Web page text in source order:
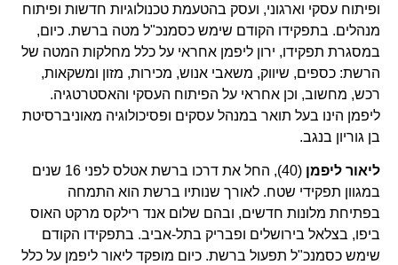
ופיתוח עסקי וארגוני, ועסק בהטעמת טכנולוגיות חדשות ופיתוח
מנהלים. בתפקידו הקודם שימש כסמנכ"ל מטה ברשת. כיום,
במסגרת תפקידו, ירון ליפמן אחראי על כלל מחלקות המטה של
הרשת: כספים, שיווק, משאבי אנוש, מכירות, מזון ומשקאות,
רכש, מחשוב, וכן אחראי על הפיתוח העסקי והאסטרטגיה.
ליפמן הינו בעל תואר במנהל עסקים ופסיכולוגיה מאוניברסיטת
בן גוריון בנגב.
ליאור ליפמן
(40), החל את דרכו ברשת אטלס לפני 16 שנים
במגוון תפקידי שטח. לאורך שנותיו ברשת הוא התמחה
בפתיחת מלונות חדשים, ובהם שלום אנד רילקס מרקט האוס
ביפו, בצלאל בירושלים ופבריק בתל-אביב. בתפקידו הקודם
שימש כסמנכ"ל תפעול ברשת. כיום מופקד ליאור ליפמן על כלל